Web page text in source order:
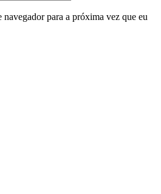
navegador para a próxima vez que eu